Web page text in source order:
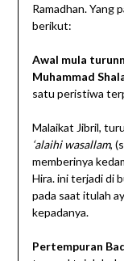
Ramadhan. Yang
berikut:
Awal mula
Muhammad
satu peristiwa
Malaikat Jibril,
‘alaihi wasallam,
memberinya
Hira. ini terjadi di
pada saat itulah
kepadanya.
Pertempuran